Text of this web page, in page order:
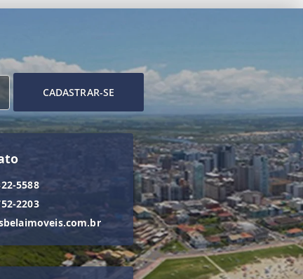
CADASTRAR-SE
5588
2203